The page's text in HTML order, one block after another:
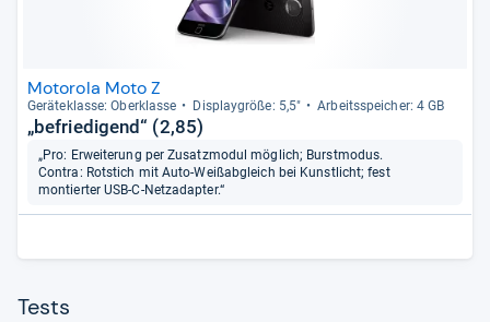
Motorola Moto Z
Gerä­te­klasse: Ober­klasse Dis­play­größe: 5,5" Arbeitsspei­cher: 4 GB
„befriedigend“ (2,85)
„Pro: Erweiterung per Zusatzmodul möglich; Burstmodus.
Contra: Rotstich mit Auto-Weißabgleich bei Kunstlicht; fest
montierter USB-C-Netzadapter.“
Tests